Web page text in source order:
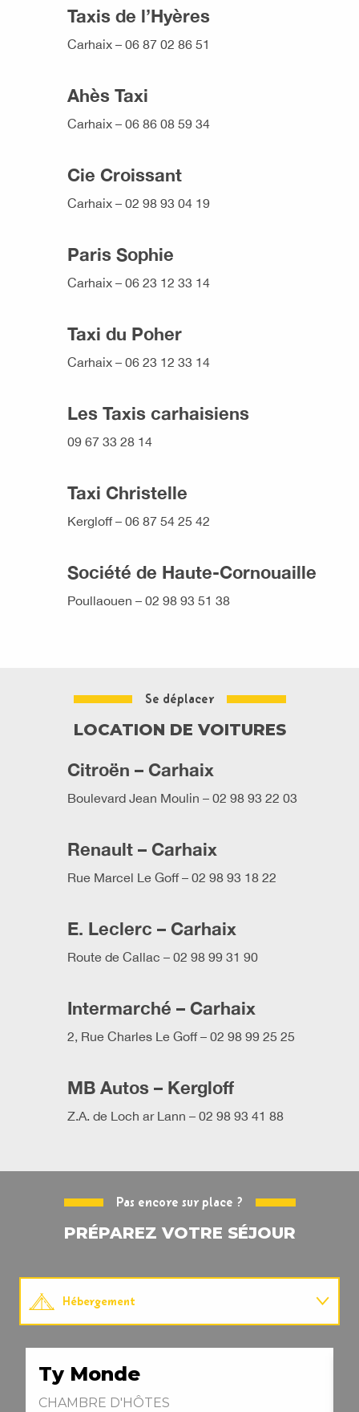
Taxis de l’Hyères
Carhaix – 06 87 02 86 51
Ahès Taxi
Carhaix – 06 86 08 59 34
Cie Croissant
Carhaix – 02 98 93 04 19
Paris Sophie
Carhaix – 06 23 12 33 14
Taxi du Poher
Carhaix – 06 23 12 33 14
Les Taxis carhaisiens
09 67 33 28 14
Taxi Christelle
Kergloff – 06 87 54 25 42
Société de Haute-Cornouaille
Poullaouen – 02 98 93 51 38
Se déplacer
LOCATION DE VOITURES
Citroën – Carhaix
Boulevard Jean Moulin – 02 98 93 22 03
Renault – Carhaix
Rue Marcel Le Goff – 02 98 93 18 22
E. Leclerc – Carhaix
Route de Callac – 02 98 99 31 90
Intermarché – Carhaix
2, Rue Charles Le Goff – 02 98 99 25 25
MB Autos – Kergloff
Z.A. de Loch ar Lann – 02 98 93 41 88
Pas encore sur place ?
PRÉPAREZ VOTRE SÉJOUR
Hébergement
Restauration
Patrimoine
Ty Monde
CHAMBRE D'HÔTES